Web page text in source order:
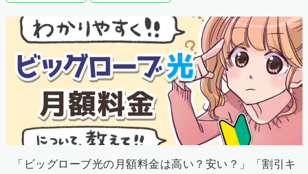
「ビッグローブ光の月額料金は高い？安い？」「割引キ